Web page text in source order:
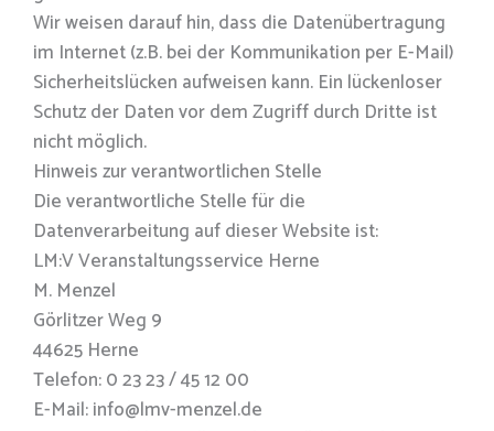
Wir weisen darauf hin, dass die Datenübertragung
im Internet (z.B. bei der Kommunikation per E-Mail)
Sicherheitslücken aufweisen kann. Ein lückenloser
Schutz der Daten vor dem Zugriff durch Dritte ist
nicht möglich.
Hinweis zur verantwortlichen Stelle
Die verantwortliche Stelle für die
Datenverarbeitung auf dieser Website ist:
LM:V Veranstaltungsservice Herne
M. Menzel
Görlitzer Weg 9
44625 Herne
Telefon: 0 23 23 / 45 12 00
E-Mail: info@lmv-menzel.de